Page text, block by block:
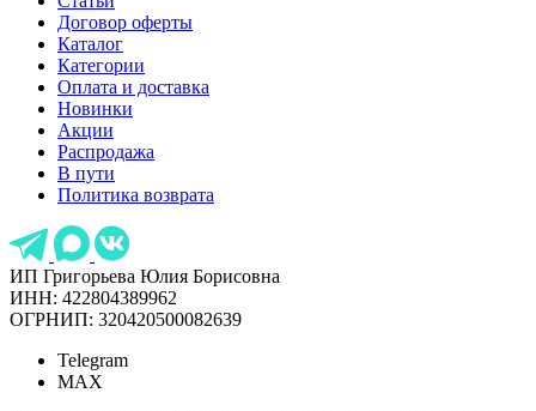
Договор оферты
Каталог
Категории
Оплата и доставка
Новинки
Акции
Распродажа
В пути
Политика возврата
ИП Григорьева Юлия Борисовна
ИНН: 422804389962
ОГРНИП: 320420500082639
Telegram
MAX